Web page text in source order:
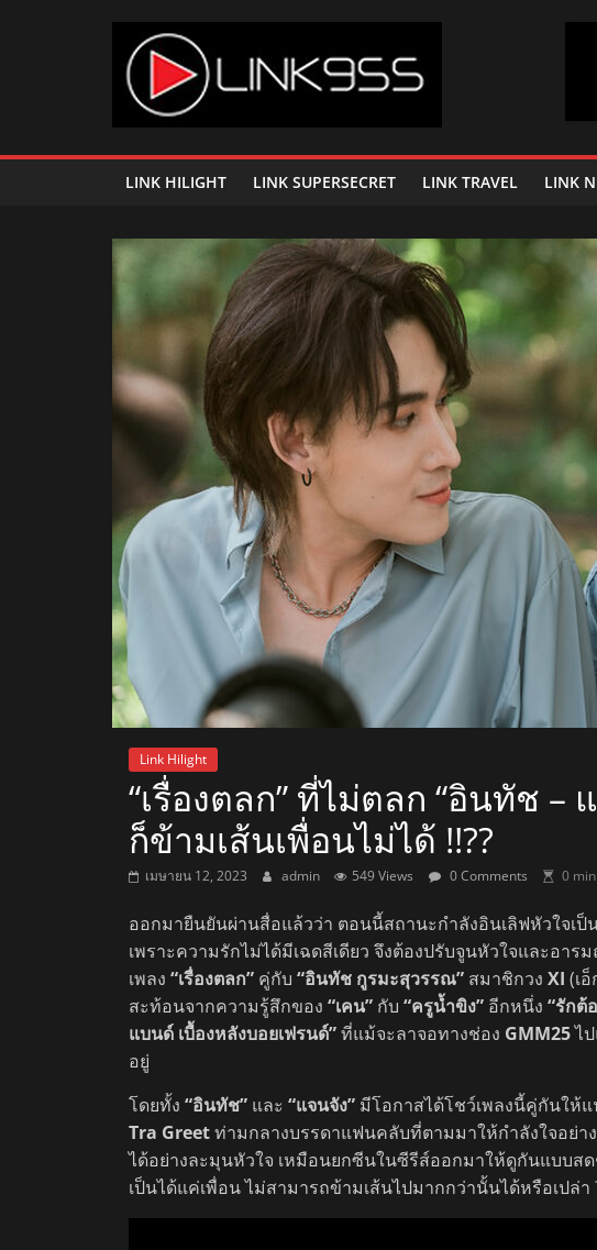
Link
95.5
คลื่น
เพลง
ฮิต
สุด
คูล
สถานี
วิทยุ
FM
ลพบุรี
สถานี
วิทยุ
ลพบุรี
วิทยุ
FM
ลพบุรี
LINK HILIGHT LINK SUPERSECRET LINK TRAVEL LINK
Link Hilight
“เรื่องตลก” ที่ไม่ตลก “อินทัช –
ก็ข้ามเส้นเพื่อนไม่ได้ !!??
เมษายน 12, 2023 admin 549 Views 0 Comments 0
ออกมายืนยันผ่านสื่อแล้วว่า ตอนนี้สถานะกำลังอินเลิฟหัวใจเ
เพราะความรักไม่ได้มีเฉดสีเดียว จึงต้องปรับจูนหัวใจและอา
เพลง “เรื่องตลก” คู่กับ “อินทัช กูรมะสุวรรณ” สมาชิกวง XI (เ
สะท้อนจากความรู้สึกของ “เคน” กับ “ครูน้ำขิง” อีกหนึ่ง “รักต้
แบนด์ เบื้องหลังบอยเฟรนด์”ที่แม้จะลาจอทางช่อง GMM25ไ
อ
โดยทั้ง “อินทัช” และ “แจนจัง” มีโอกาสได้โชว์เพลงนี้คู่กันให้
Tra Greetท่ามกลางบรรดาแฟนคลับที่ตามมาให้กำลังใจอย่
ได้อย่างละมุนหัวใจ เหมือนยกซีนในซีรีส์ออกมาให้ดูกันแบบส
เป็นได้แค่เพื่อน ไม่สามารถข้ามเส้นไปมากกว่า